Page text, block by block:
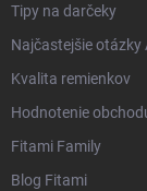
Tipy na darčeky
Najčastejšie otázky
Kvalita remienkov
Hodnotenie
Fitami Family
Blog Fitami